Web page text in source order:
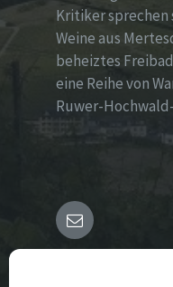
Kritiker
Weine aus
beheiztes
eine Reihe von
Ruwer-
E-